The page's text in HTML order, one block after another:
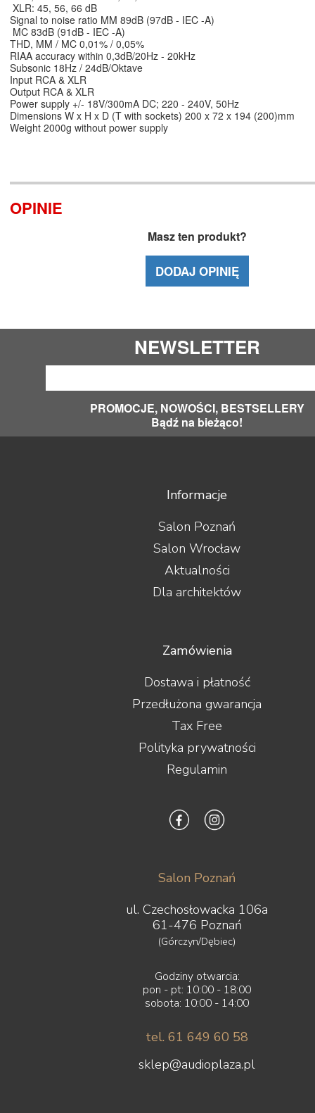
XLR: 45, 56, 66 dB
Signal to noise ratio MM 89dB (97dB - IEC -A)
MC 83dB (91dB - IEC -A)
THD, MM / MC 0,01% / 0,05%
RIAA accuracy within 0,3dB/20Hz - 20kHz
Subsonic 18Hz / 24dB/Oktave
Input RCA & XLR
Output RCA & XLR
Power supply +/- 18V/300mA DC; 220 - 240V, 50Hz
Dimensions W x H x D (T with sockets) 200 x 72 x 194 (200)mm
Weight 2000g without power supply
OPINIE
Masz ten produkt?
DODAJ OPINIĘ
NEWSLETTER
PROMOCJE, NOWOŚCI, BESTSELLERY
Bądź na bieżąco!
Informacje
Salon Poznań
Salon Wrocław
Aktualności
Dla architektów
Zamówienia
Dostawa i płatność
Przedłużona gwarancja
Tax Free
Polityka prywatności
Regulamin
Salon Poznań
ul. Czechosłowacka 106a
61-476 Poznań
(Górczyn/Dębiec)
Godziny otwarcia:
pon - pt: 10:00 - 18:00
sobota: 10:00 - 14:00
tel. 61 649 60 58
sklep@audioplaza.pl